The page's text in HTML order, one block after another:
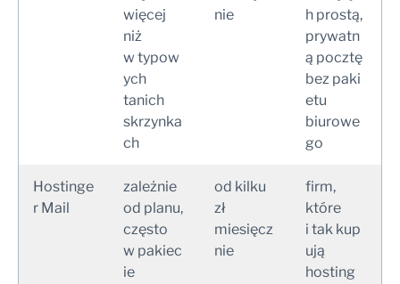
więcej
niż
w typow
ych
tanich
skrzynka
ch
nie
h prostą,
prywatn
ą pocztę
bez paki
etu
biurowe
go
Hostinge
r Mail
zależnie
od planu,
często
w pakiec
ie
od kilku
zł
miesięcz
nie
firm,
które
i tak kup
ują
hosting